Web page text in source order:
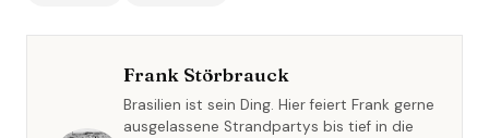
Frank Störbrauck
Brasilien ist sein Ding. Hier feiert Frank gerne
ausgelassene Strandpartys bis tief in die